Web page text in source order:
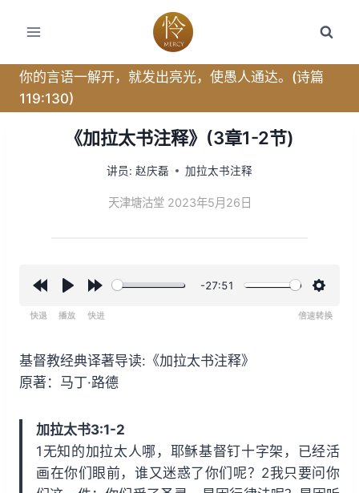
你的言语一解开，就发出亮光，使愚人通达。(诗篇
119:130)
《加拉太书注释》(3章1-2节)
讲员: 赵庆磊 加拉太书注释
天津塘沽堂 2023年5月26日
i
n
1
5
s
y
w
a
d
1
5
-27:51
基督教经典译著导读:《加拉太书注释》
原著：马丁·路德
加拉太书3:1-2
1无知的加拉太人哪，耶稣基督钉十字架，已经活
画在你们眼前，谁又迷惑了你们呢？2我只要问你